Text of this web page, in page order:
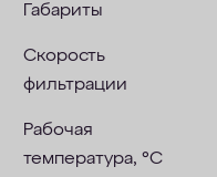
Габариты
Скорость
фильтрации
Рабочая
температура, °C